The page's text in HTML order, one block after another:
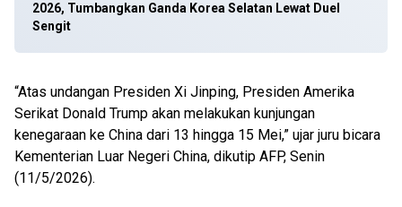
2026, Tumbangkan Ganda Korea Selatan Lewat Duel
Sengit
“Atas undangan Presiden Xi Jinping, Presiden Amerika
Serikat Donald Trump akan melakukan kunjungan
kenegaraan ke China dari 13 hingga 15 Mei,” ujar juru bicara
Kementerian Luar Negeri China, dikutip AFP, Senin
(11/5/2026).